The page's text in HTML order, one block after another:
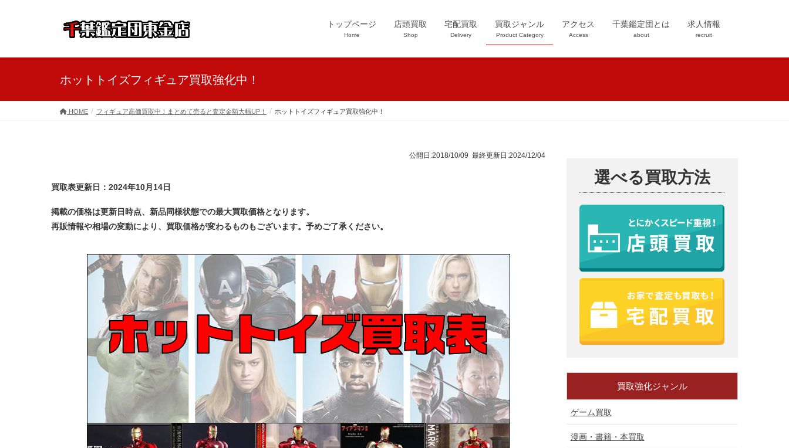
トップページ
Home
店頭買取
Shop
宅配買取
Delivery
買取ジャンル
Product Category
アクセス
Access
千葉鑑定団とは
about
求人情報
recruit
ホットトイズフィギュア買取強化中！
HOME フィギュア高価買取中！まとめて売ると査定金額大幅UP！ ホットトイズフィギュア買取強化中！
公開日:2018/10/09 最終更新日:2024/12/04
買取表更新日：2024年10月14日
掲載の価格は更新日時点、新品同様状態での最大買取価格となります。
再販情報や相場の変動により、買取価格が変わるものもございます。予めご了承ください。
選べる買取方法
買取強化ジャンル
ゲーム買取
漫画・書籍・本買取